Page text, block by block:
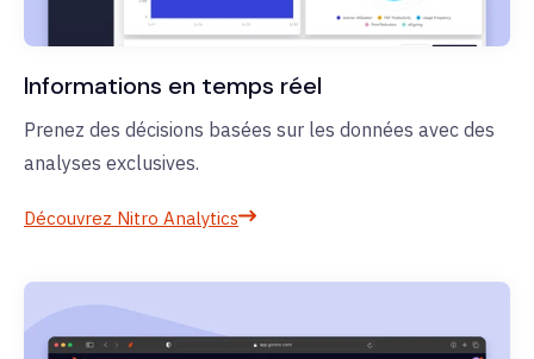
Informations en temps réel
Prenez des décisions basées sur les données avec des
analyses exclusives.
Découvrez Nitro Analytics